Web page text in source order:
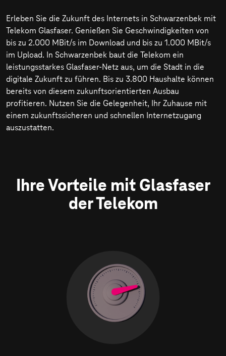
Erleben Sie die Zukunft des Internets in Schwarzenbek mit
Telekom Glasfaser. Genießen Sie Geschwindigkeiten von
bis zu 2.000 MBit/s im Download und bis zu 1.000 MBit/s
im Upload. In Schwarzenbek baut die Telekom ein
leistungsstarkes Glasfaser-Netz aus, um die Stadt in die
digitale Zukunft zu führen. Bis zu 3.800 Haushalte können
bereits von diesem zukunftsorientierten Ausbau
profitieren. Nutzen Sie die Gelegenheit, Ihr Zuhause mit
einem zukunftssicheren und schnellen Internetzugang
auszustatten.
Ihre Vorteile mit Glasfaser
der Telekom